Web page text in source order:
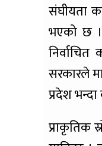
संघीयता
भएको छ
सरकारले
प्रदेश
प्राकृतिक